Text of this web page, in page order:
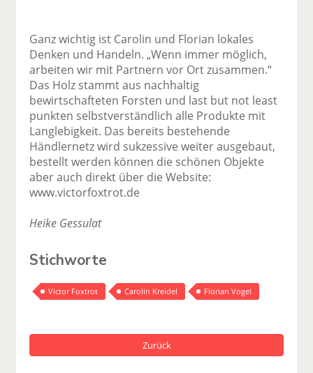
Ganz wichtig ist Carolin und Florian lokales
Denken und Handeln. „Wenn immer ­möglich,
arbeiten wir mit Partnern vor Ort zusammen.“
Das Holz stammt aus nachhaltig
bewirtschafteten Forsten und last but not least
punkten selbstverständlich alle Produkte mit
Langlebigkeit. Das bereits bestehende
Händlernetz wird sukzessive weiter ausgebaut,
bestellt werden können die schönen Objekte
aber auch direkt über die Website:
www.victorfoxtrot.de
Heike Gessulat
Stichworte
Victor Foxtrot Carolin Kreidel Florian Vogel
Zurück